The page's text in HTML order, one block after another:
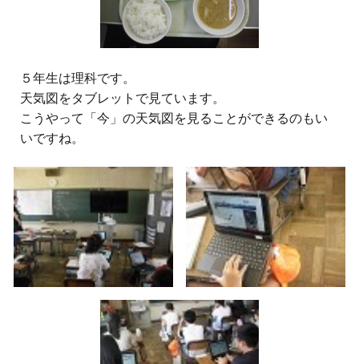
５年生は理科です。
天気図をタブレットで見ています。
こうやって「今」の天気図を見ることができるのもい
いですね。